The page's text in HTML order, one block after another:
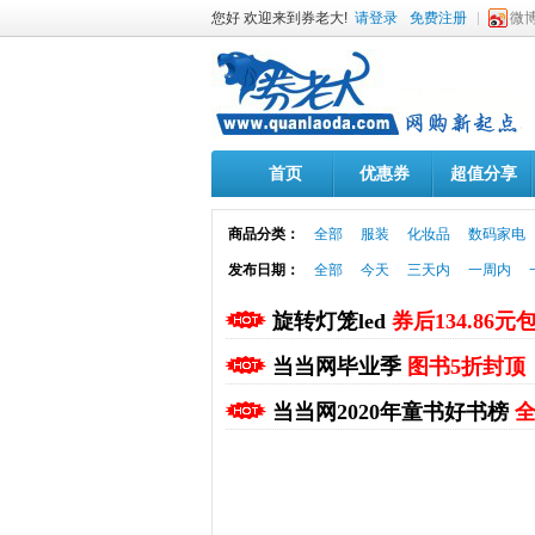
您好 欢迎来到券老大! 请登录 免费注册 微
首页 优惠券 超值分享
商品分类： 全部 服装 化妆品 数码家电
发布日期： 全部 今天 三天内 一周内
旋转灯笼led 券后134.86元
当当网毕业季 图书5折封顶
当当网2020年童书好书榜